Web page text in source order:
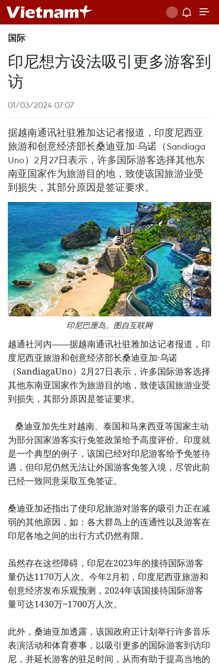
国际
印尼想方设法吸引更多游客到
访
01/03/2024 07:07
据越南通讯社驻雅加达记者报道，印度尼西亚
旅游和创意经济部长桑迪亚加·乌诺（Sandiaga
Uno）2月27日表示，许多国际游客选择其他东
南亚国家作为旅游目的地，致使该国旅游业受
到损失，其部分原因是签证要求。
印尼巴厘岛。图自互联网
越通社河内——据越南通讯社驻雅加达记者报道，印
度尼西亚旅游和创意经济部长桑迪亚加·乌诺
（SandiagaUno）2月27日表示，许多国际游客选择
其他东南亚国家作为旅游目的地，致使该国旅游业受
到损失，其部分原因是签证要求。
桑迪亚加先生对越南、泰国和马来西亚等国家主动
为部分国家游客实行免签政策给予高度评价。印度就
是一个典型的例子，该国已经对印尼游客给予免签待
遇，但印尼仍然无法让外国游客免签入境，尽管此前
已经一致同意采取互免签证。
桑迪亚加还指出了使印尼旅游对游客的吸引力正在减
弱的其他原因，如：各大群岛上的连通性以及游客在
印尼各地之间的出行方式仍然有限。
虽然存在这些障碍，印尼在2023年的接待国际游客
量仍达1170万人次。今年2月初，印度尼西亚旅游和
创意经济发布乐观预测，2024年该国接待国际游客
量可达1430万~1700万人次。
此外，桑迪亚加透露，该国政府正计划举行许多音乐
表演活动和体育赛事，以吸引更多的国际游客到访印
尼，并延长游客的驻足时间，从而有助于提高当地的